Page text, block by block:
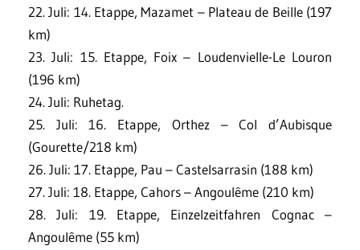
22. Juli: 14. Etappe, Mazamet – Plateau de Beille (197
km)
23. Juli: 15. Etappe, Foix – Loudenvielle-Le Louron
(196 km)
24. Juli: Ruhetag.
25. Juli: 16. Etappe, Orthez – Col d’Aubisque
(Gourette/218 km)
26. Juli: 17. Etappe, Pau – Castelsarrasin (188 km)
27. Juli: 18. Etappe, Cahors – Angoulême (210 km)
28. Juli: 19. Etappe, Einzelzeitfahren Cognac –
Angoulême (55 km)